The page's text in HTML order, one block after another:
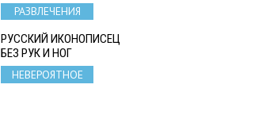
РАЗВЛЕЧЕНИЯ
РУССКИЙ ИКОНОПИСЕЦ
БЕЗ РУК И НОГ
НЕВЕРОЯТНОЕ